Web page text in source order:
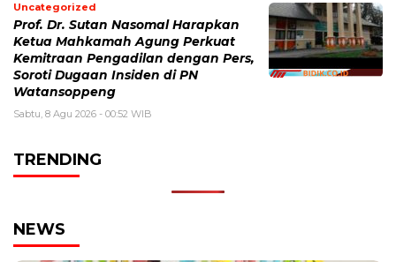
Uncategorized
Prof. Dr. Sutan Nasomal Harapkan
Ketua Mahkamah Agung Perkuat
Kemitraan Pengadilan dengan Pers,
Soroti Dugaan Insiden di PN
Watansoppeng
Sabtu, 8 Agu 2026 - 00:52 WIB
TRENDING
NEWS